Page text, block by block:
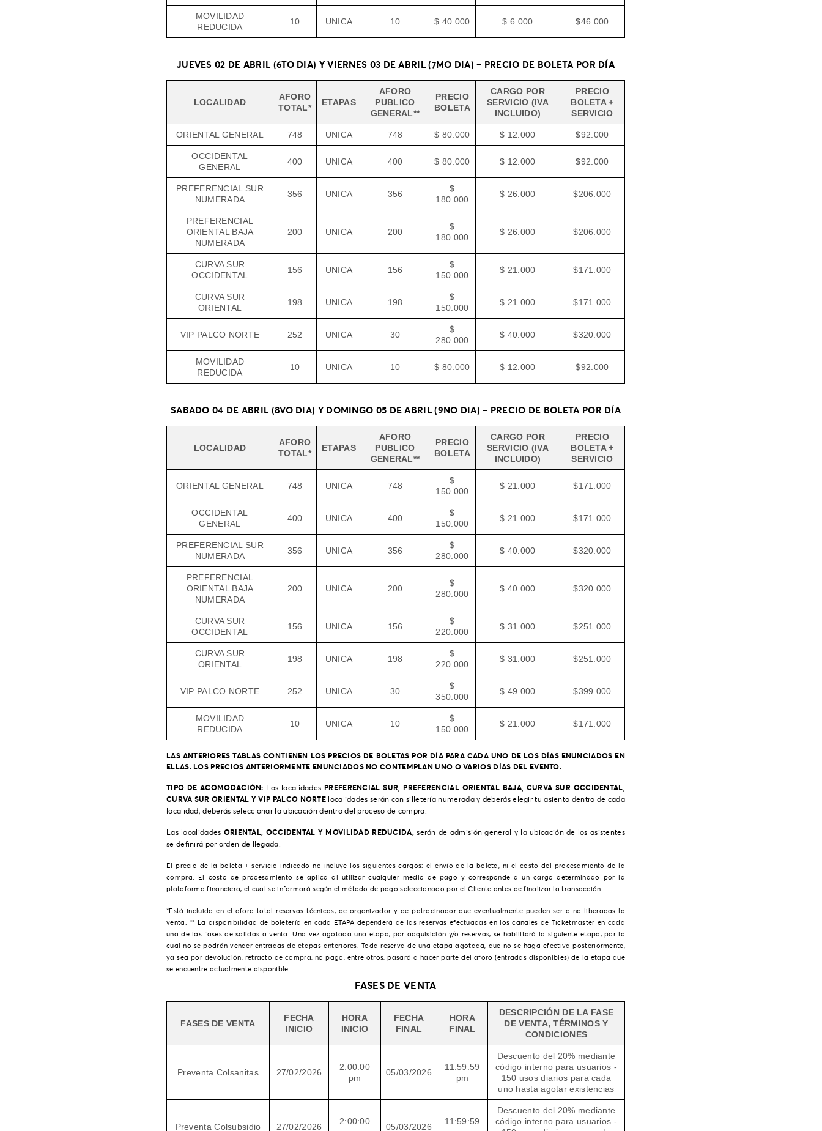
MOVILIDAD
REDUCIDA
10 UNICA 10 $ 40.000 $ 6.000 $46.000
JUEVES 02 DE ABRIL (6TO DIA) Y VIERNES 03 DE ABRIL (7MO DIA) – PRECIO DE BOLETA POR DÍA
LOCALIDAD
AFORO
TOTAL*
ETAPAS
AFORO
PUBLICO
GENERAL**
PRECIO
BOLETA
CARGO POR
SERVICIO (IVA
INCLUIDO)
PRECIO
BOLETA +
SERVICIO
ORIENTAL GENERAL 748 UNICA 748 $ 80.000 $ 12.000 $92.000
OCCIDENTAL
GENERAL
400 UNICA 400 $ 80.000 $ 12.000 $92.000
PREFERENCIAL SUR
NUMERADA
356 UNICA 356
$
180.000
$ 26.000 $206.000
PREFERENCIAL
ORIENTAL BAJA
NUMERADA
200 UNICA 200
$
180.000
$ 26.000 $206.000
CURVA SUR
OCCIDENTAL
156 UNICA 156
$
150.000
$ 21.000 $171.000
CURVA SUR
ORIENTAL
198 UNICA 198
$
150.000
$ 21.000 $171.000
VIP PALCO NORTE 252 UNICA 30
$
280.000
$ 40.000 $320.000
MOVILIDAD
REDUCIDA
10 UNICA 10 $ 80.000 $ 12.000 $92.000
SABADO 04 DE ABRIL (8VO DIA) Y DOMINGO 05 DE ABRIL (9NO DIA) – PRECIO DE BOLETA POR DÍA
LOCALIDAD
AFORO
TOTAL*
ETAPAS
AFORO
PUBLICO
GENERAL**
PRECIO
BOLETA
CARGO POR
SERVICIO (IVA
INCLUIDO)
PRECIO
BOLETA +
SERVICIO
ORIENTAL GENERAL 748 UNICA 748
$
150.000
$ 21.000 $171.000
OCCIDENTAL
GENERAL
400 UNICA 400
$
150.000
$ 21.000 $171.000
PREFERENCIAL SUR
NUMERADA
356 UNICA 356
$
280.000
$ 40.000 $320.000
PREFERENCIAL
ORIENTAL BAJA
NUMERADA
200 UNICA 200
$
280.000
$ 40.000 $320.000
CURVA SUR
OCCIDENTAL
156 UNICA 156
$
220.000
$ 31.000 $251.000
CURVA SUR
ORIENTAL
198 UNICA 198
$
220.000
$ 31.000 $251.000
VIP PALCO NORTE 252 UNICA 30
$
350.000
$ 49.000 $399.000
MOVILIDAD
REDUCIDA
10 UNICA 10
$
150.000
$ 21.000 $171.000
LAS ANTERIORES TABLAS CONTIENEN LOS PRECIOS DE BOLETAS POR DÍA PARA CADA UNO DE LOS DÍAS ENUNCIADOS EN
ELLAS. LOS PRECIOS ANTERIORMENTE ENUNCIADOS NO CONTEMPLAN UNO O VARIOS DÍAS DEL EVENTO.
TIPO DE ACOMODACIÓN: Las localidades PREFERENCIAL SUR, PREFERENCIAL ORIENTAL BAJA, CURVA SUR OCCIDENTAL,
CURVA SUR ORIENTAL Y VIP PALCO NORTE localidades serán con silletería numerada y deberás elegir tu asiento dentro de cada
localidad; deberás seleccionar la ubicación dentro del proceso de compra.
Las localidades ORIENTAL, OCCIDENTAL Y MOVILIDAD REDUCIDA, serán de admisión general y la ubicación de los asistentes
se definirá por orden de llegada.
El precio de la boleta + servicio indicado no incluye los siguientes cargos: el envío de la boleta, ni el costo del procesamiento de la
compra. El costo de procesamiento se aplica al utilizar cualquier medio de pago y corresponde a un cargo determinado por la
plataforma financiera, el cual se informará según el método de pago seleccionado por el Cliente antes de finalizar la transacción.
*Está incluido en el aforo total reservas técnicas, de organizador y de patrocinador que eventualmente pueden ser o no liberadas la
venta. ** La disponibilidad de boletería en cada ETAPA dependerá de las reservas efectuadas en los canales de Ticketmaster en cada
una de las fases de salidas a venta. Una vez agotada una etapa, por adquisición y/o reservas, se habilitará la siguiente etapa, por lo
cual no se podrán vender entradas de etapas anteriores. Toda reserva de una etapa agotada, que no se haga efectiva posteriormente,
ya sea por devolución, retracto de compra, no pago, entre otros, pasará a hacer parte del aforo (entradas disponibles) de la etapa que
se encuentre actualmente disponible.
FASES DE VENTA
FASES DE VENTA
FECHA
INICIO
HORA
INICIO
FECHA
FINAL
HORA
FINAL
DESCRIPCIÓN DE LA FASE
DE VENTA, TÉRMINOS Y
CONDICIONES
Preventa Colsanitas 27/02/2026
2:00:00
pm
05/03/2026
11:59:59
pm
Descuento del 20% mediante
código interno para usuarios -
150 usos diarios para cada
uno hasta agotar existencias
Preventa Colsubsidio 27/02/2026
2:00:00
05/03/2026
11:59:59
Descuento del 20% mediante
código interno para usuarios -